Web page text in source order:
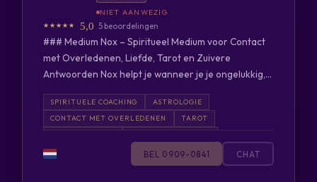
5,0 5 beoordelingen
### Medium Nox – Spiritueel Medium voor Contact
met Overledenen, Liefde, Tarot en Zuivere
Antwoorden Nox helpt je wanneer je je ongelukkig,
bijzondere spirituele gave, eerlijke manier van
werken en sterke verbinding met energie geeft Nox
duidelijke inzichten bij liefde, relatieproblemen,
zielsverwanten, financiële vragen, blokkades,
SPIRITUELE COACHING
ASTROLOGIE
CONTACT MET OVERLEDENEN
TAROT
ZIELSVERWANTEN
FINANCIËN
TOEKOMSTVOORSPELLINGEN
BEL 0909-0841 CHAT